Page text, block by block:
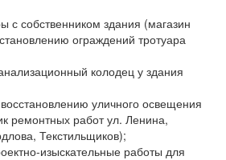
с собственником здания (магазин
ограждений тротуара
колодец у здания
уличного освещения
ремонтных работ ул. Ленина,
Текстильщиков);
изыскательные работы для